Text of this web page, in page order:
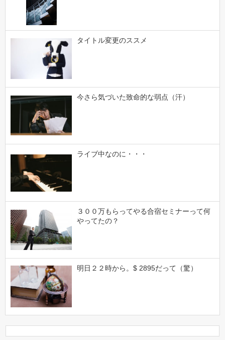
タイトル変更のススメ
今さら気づいた致命的な弱点（汗）
ライブ中なのに・・・
３００万もらってやる合宿セミナーって何
やってたの？
明日２２時から。$ 2895だって（驚）